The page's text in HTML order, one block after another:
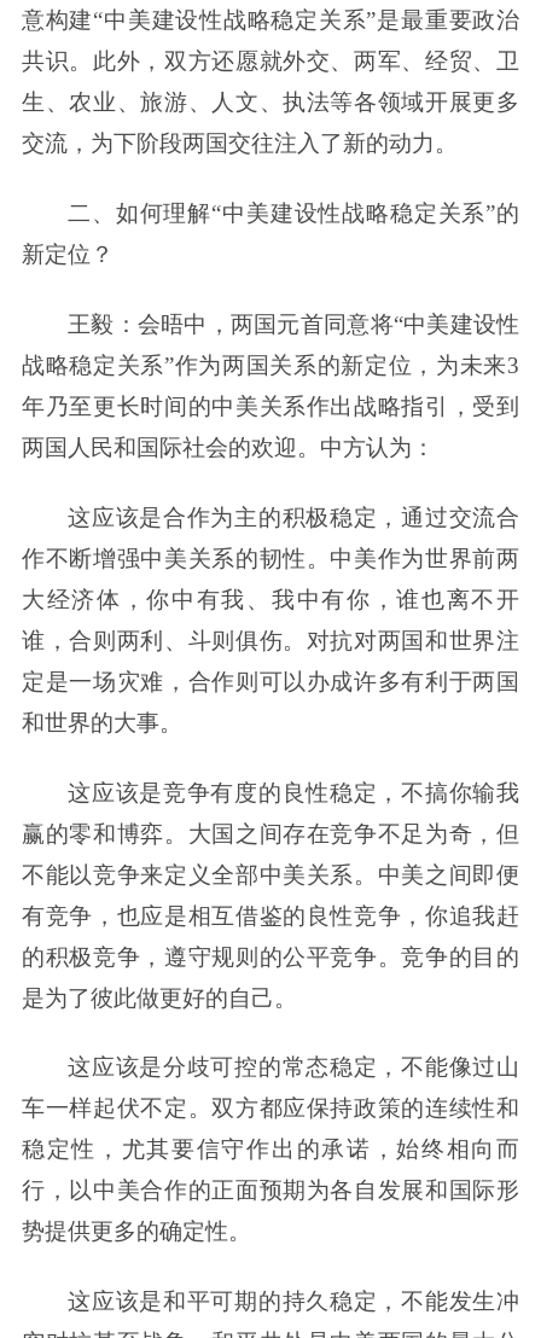
意构建“中美建设性战略稳定关系”是最重要政治
共识。此外，双方还愿就外交、两军、经贸、卫
生、农业、旅游、人文、执法等各领域开展更多
交流，为下阶段两国交往注入了新的动力。
二、如何理解“中美建设性战略稳定关系”的
新定位？
王毅：会晤中，两国元首同意将“中美建设性
战略稳定关系”作为两国关系的新定位，为未来3
年乃至更长时间的中美关系作出战略指引，受到
两国人民和国际社会的欢迎。中方认为：
这应该是合作为主的积极稳定，通过交流合
作不断增强中美关系的韧性。中美作为世界前两
大经济体，你中有我、我中有你，谁也离不开
谁，合则两利、斗则俱伤。对抗对两国和世界注
定是一场灾难，合作则可以办成许多有利于两国
和世界的大事。
这应该是竞争有度的良性稳定，不搞你输我
赢的零和博弈。大国之间存在竞争不足为奇，但
不能以竞争来定义全部中美关系。中美之间即便
有竞争，也应是相互借鉴的良性竞争，你追我赶
的积极竞争，遵守规则的公平竞争。竞争的目的
是为了彼此做更好的自己。
这应该是分歧可控的常态稳定，不能像过山
车一样起伏不定。双方都应保持政策的连续性和
稳定性，尤其要信守作出的承诺，始终相向而
行，以中美合作的正面预期为各自发展和国际形
势提供更多的确定性。
这应该是和平可期的持久稳定，不能发生冲